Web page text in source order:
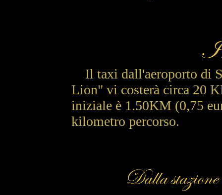
Il taxi dall'aeroporto di
Lion" vi costerà circa 20
iniziale è 1.50KM (0,75
kilometro percorso.